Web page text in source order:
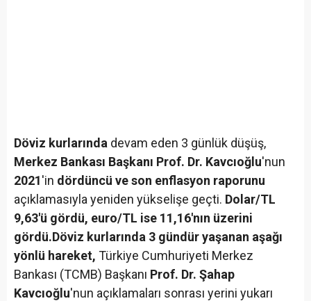
Döviz kurlarında devam eden 3 günlük düşüş,
Merkez Bankası Başkanı Prof. Dr. Kavcıoğlu'nun
2021'in dördüncü ve son enflasyon raporunu
açıklamasıyla yeniden yükselişe geçti. Dolar/TL
9,63'ü gördü, euro/TL ise 11,16'nın üzerini
gördü.Döviz kurlarında 3 gündür yaşanan aşağı
yönlü hareket, Türkiye Cumhuriyeti Merkez
Bankası (TCMB) Başkanı Prof. Dr. Şahap
Kavcıoğlu'nun açıklamaları sonrası yerini yukarı